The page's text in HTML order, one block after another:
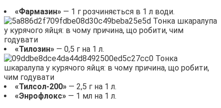
«Фармазин» — 1 г розчиняється в 1 л води.
«Тилозин» — 0,5 г на 1 л.
«Тилсол-200» — 2,5 г на 1 л.
«Энрофлокс» — 1 мл на 1 л.